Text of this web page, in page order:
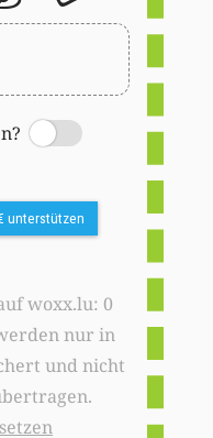
unterstützen
woxx.lu: 0
nur in
und nicht